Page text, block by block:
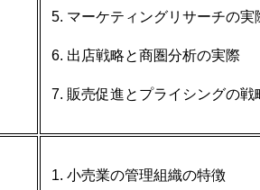
マーケティングリサーチの実
出店戦略と商圏分析の実際
販売促進とプライシングの戦
小売業の管理組織の特徴